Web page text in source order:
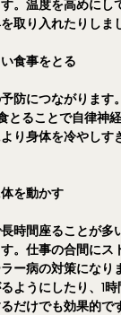
。温度を高めにし
取り入れたりしま
食事をとる
防につながります。
とることで自律神
り身体を冷やしす
を動かす
時間座ることが多
。仕事の合間にス
ー病の対策になり
ようにしたり、1
だけでも効果的で